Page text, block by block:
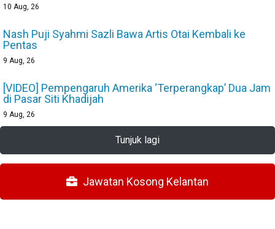
10 Aug, 26
Nash Puji Syahmi Sazli Bawa Artis Otai Kembali ke
Pentas
9 Aug, 26
[VIDEO] Pempengaruh Amerika ‘Terperangkap’ Dua Jam
di Pasar Siti Khadijah
9 Aug, 26
Tunjuk lagi
Jawatan Kosong Kelantan